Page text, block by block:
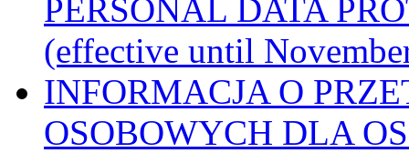
PERSONAL DATA
(effective until
INFORMACJA O
OSOBOWYCH DLA